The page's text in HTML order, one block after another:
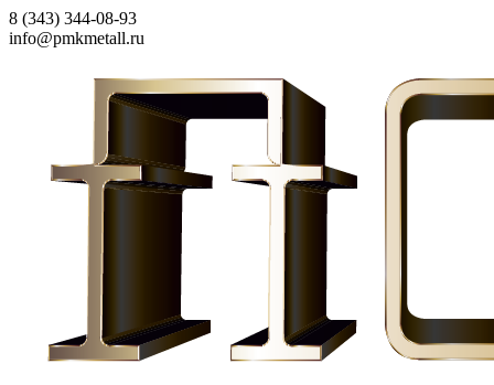
8 (343) 344-08-93
info@pmkmetall.ru